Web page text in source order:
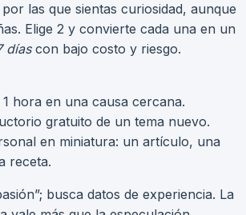
las que sientas curiosidad, aunque
Elige 2 y convierte cada una en un
díascon bajo costo y riesgo.
hora en una causa cercana.
gratuito de un tema nuevo.
en miniatura: un artículo, una
receta.
busca datos de experiencia. La